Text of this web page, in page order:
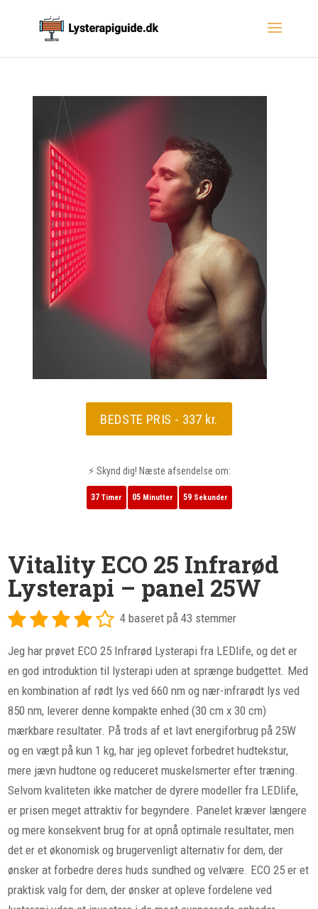
BEDSTE PRIS - 337 kr.
⚡ Skynd dig! Næste afsendelse om:
37Timer 05Minutter 58Sekunder
Vitality ECO 25 Infrarød
Lysterapi – panel 25W
4 baseret på 43 stemmer
Jeg har prøvet ECO 25 Infrarød Lysterapi fra LEDlife, og det er
en god introduktion til lysterapi uden at sprænge budgettet. Med
en kombination af rødt lys ved 660 nm og nær-infrarødt lys ved
850 nm, leverer denne kompakte enhed (30 cm x 30 cm)
mærkbare resultater. På trods af et lavt energiforbrug på 25W
og en vægt på kun 1 kg, har jeg oplevet forbedret hudtekstur,
mere jævn hudtone og reduceret muskelsmerter efter træning.
Selvom kvaliteten ikke matcher de dyrere modeller fra LEDlife,
er prisen meget attraktiv for begyndere. Panelet kræver længere
og mere konsekvent brug for at opnå optimale resultater, men
det er et økonomisk og brugervenligt alternativ for dem, der
ønsker at forbedre deres huds sundhed og velvære. ECO 25 er et
praktisk valg for dem, der ønsker at opleve fordelene ved